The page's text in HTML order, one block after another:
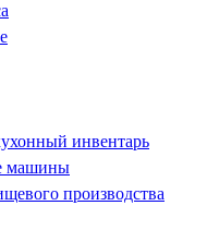
инвентарь
машины
производства